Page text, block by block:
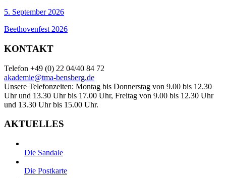
5. September 2026
Beethovenfest 2026
KONTAKT
Telefon +49 (0) 22 04/40 84 72
akademie@tma-bensberg.de
Unsere Telefonzeiten: Montag bis Donnerstag von 9.00 bis 12.30
Uhr und 13.30 Uhr bis 17.00 Uhr, Freitag von 9.00 bis 12.30 Uhr
und 13.30 Uhr bis 15.00 Uhr.
AKTUELLES
Die Sandale
Die Postkarte